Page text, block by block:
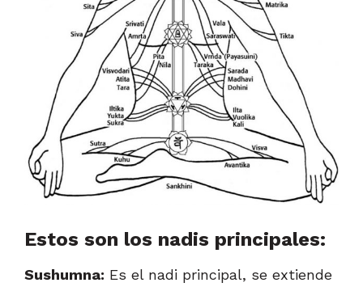
Estos son los nadis principales:
Sushumna: Es el nadi principal, se extiende